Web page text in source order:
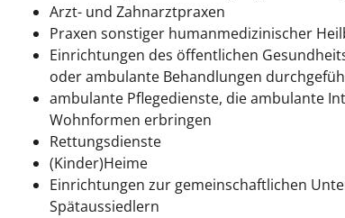
Arzt- und Zahnarztpraxen
Praxen sonstiger humanmedizinischer
Einrichtungen des öffentlichen
oder ambulante Behandlungen
ambulante Pflegedienste, die ambulante
Wohnformen erbringen
Rettungsdienste
(Kinder)Heime
Einrichtungen zur gemeinschaftlichen
Spätaussiedlern